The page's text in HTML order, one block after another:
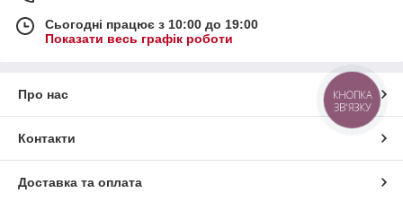
Сьогодні працює з 10:00 до 19:00
Показати весь графік роботи
Про нас
Контакти
Доставка та оплата
КНОПКА
ЗВ'ЯЗКУ